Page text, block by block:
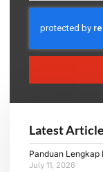
Latest Article
Panduan Lengkap
July 11, 2026